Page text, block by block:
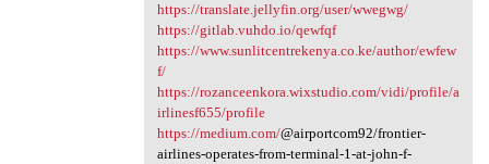
https://translate.jellyfin.org/user/wwegwg/
https://gitlab.vuhdo.io/qewfqf
https://www.sunlitcentrekenya.co.ke/author/ewfew
f/
https://rozanceenkora.wixstudio.com/vidi/profile/a
irlinesf655/profile
https://medium.com/@airportcom92/frontier-
airlines-operates-from-terminal-1-at-john-f-